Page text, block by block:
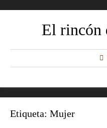
El rincón
Etiqueta: Mujer